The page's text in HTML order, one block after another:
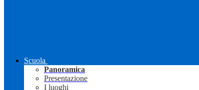
Scuola
Panoramica
Presentazione
I luoghi